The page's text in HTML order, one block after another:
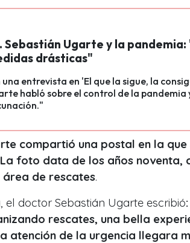
Sebastián Ugarte y la
drásticas"
una entrevista en 'El que la sigue, la
habló sobre el control de la pandemia
compartió una postal en la que
foto data de los años noventa,
área de rescates.
doctor Sebastián Ugarte escribió
rescates, una bella
atención de la urgencia llegara